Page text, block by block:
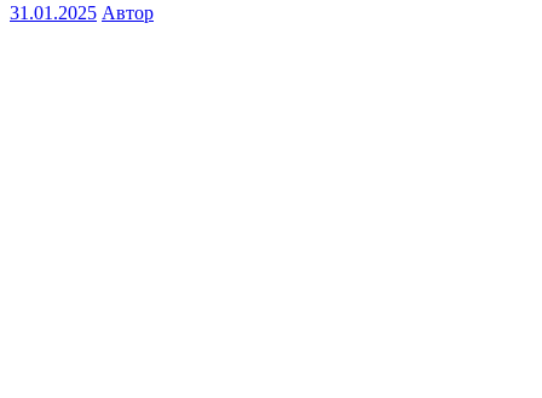
31.01.2025 Автор